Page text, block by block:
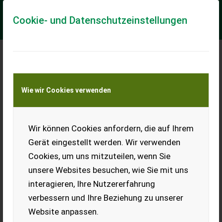
Cookie- und Datenschutzeinstellungen
Wie wir Cookies verwenden
Wir können Cookies anfordern, die auf Ihrem
Gerät eingestellt werden. Wir verwenden
Cookies, um uns mitzuteilen, wenn Sie
unsere Websites besuchen, wie Sie mit uns
interagieren, Ihre Nutzererfahrung
verbessern und Ihre Beziehung zu unserer
Website anpassen.
Meine Transportkostenanfrage
Transport von Land- und Baumaschinen –
KEINE Tiertransporte
Altes, defektes
Werkzeug
Altes, defektes Werkzeug für
Bastler und Hobbytüftler,
Heimwerker, Schrauber,
Spezialisten, Metallkunst,
Schrottskulpturen, kreative
Objekte, inkl. Versand für €